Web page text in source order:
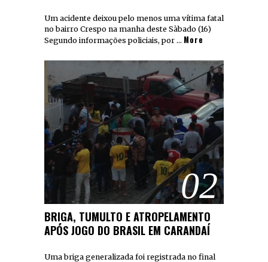
Um acidente deixou pelo menos uma vítima fatal
no bairro Crespo na manha deste Sàbado (16)
Segundo informações policiais, por … More
02
BRIGA, TUMULTO E ATROPELAMENTO
APÓS JOGO DO BRASIL EM CARANDAÍ
Uma briga generalizada foi registrada no final